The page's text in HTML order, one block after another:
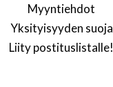
Myyntiehdot
Yksityisyyden suoja
Liity postituslistalle!